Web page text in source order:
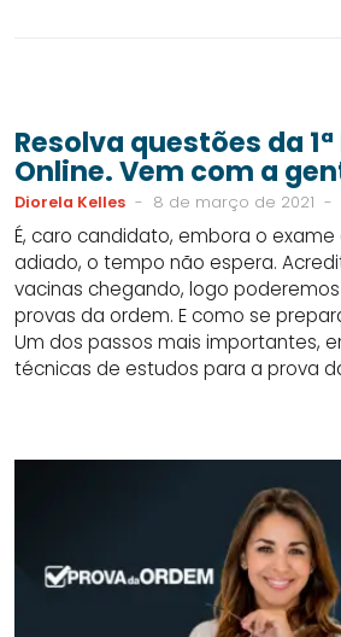
Resolva questões da 1ª
Online. Vem com a
Diorela Kelles - 8 de março de 2021 -
É, caro candidato, embora o exame
adiado, o tempo não espera.
vacinas chegando, logo
provas da ordem. E como se
Um dos passos mais importantes,
técnicas de estudos para a prova
SIDEBAR
ORDEM
LINKS